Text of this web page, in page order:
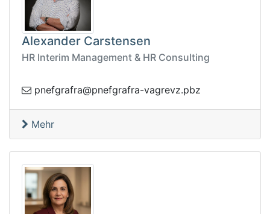
Alexander Carstensen
HR Interim Management & HR Consulting
zbp
.zvergav-arfargfenp@arfargfenp
Mehr